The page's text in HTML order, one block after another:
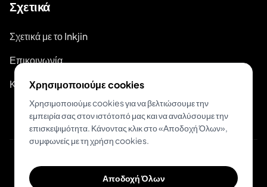
Σχετικά
Σχετικά με το Inkjin
Επικοινωνία
Κιτ Επωνυμίας
© 2026 Inkjin
Πολιτική ΑπορρήτουΌροι Χρήσης
Χρησιμοποιούμε cookies
Χρησιμοποιούμε cookies για να βελτιώσουμε την
εμπειρία σας στον ιστότοπό μας και να αναλύσουμε την
επισκεψιμότητα. Κάνοντας κλικ στο «Αποδοχή Όλων»,
συμφωνείς με τη χρήση cookies.
Αποδοχή Όλων